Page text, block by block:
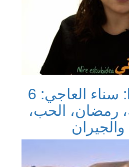
Marayana TV: سناء العاجي: 6
رمضان، الحب،